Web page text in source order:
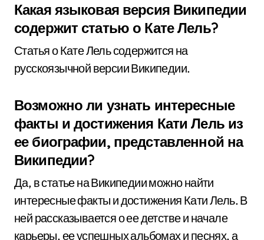
Какая языковая версия Википедии
содержит статью о Кате Лель?
Статья о Кате Лель содержится на
русскоязычной версии Википедии.
Возможно ли узнать интересные
факты и достижения Кати Лель из
ее биографии, представленной на
Википедии?
Да, в статье на Википедии можно найти
интересные факты и достижения Кати Лель. В
ней рассказывается о ее детстве и начале
карьеры, ее успешных альбомах и песнях, а